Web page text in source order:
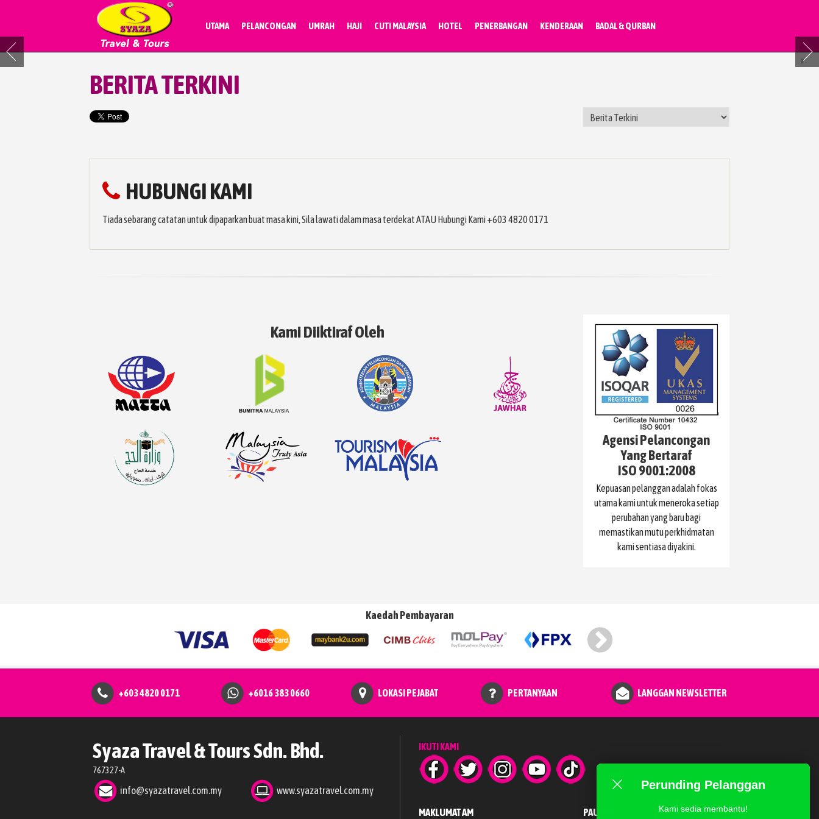
UTAMA PELANCONGAN UMRAH HAJI CUTI MALAYSIA HOTEL PENERBANGAN KENDERAAN BADAL & QURBAN
BERITA TERKINI
HUBUNGI KAMI
Tiada sebarang catatan untuk dipaparkan buat masa kini, Sila lawati dalam masa terdekat ATAU Hubungi Kami +603 4820 0171
Kami Diiktiraf Oleh
Agensi Pelancongan
Yang Bertaraf
ISO 9001:2008
Kepuasan pelanggan adalah fokas
utama kami untuk meneroka setiap
perubahan yang baru bagi
memastikan mutu perkhidmatan
kami sentiasa diyakini.
Kaedah Pembayaran
+603 4820 0171 +6016 383 0660 LOKASI PEJABAT PERTANYAAN LANGGAN NEWSLETTER
Syaza Travel & Tours Sdn. Bhd.
767327-A
info@syazatravel.com.my www.syazatravel.com.my
IKUTI KAMI
MAKLUMAT AM PAUTAN
Perunding Pelanggan
Kami sedia membantu!